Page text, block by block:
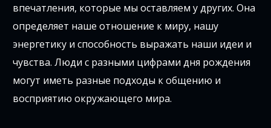
впечатления, которые мы оставляем у других. Она
определяет наше отношение к миру, нашу
энергетику и способность выражать наши идеи и
чувства. Люди с разными цифрами дня рождения
могут иметь разные подходы к общению и
восприятию окружающего мира.